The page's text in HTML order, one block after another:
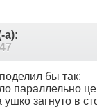
а):
бы так:
параллельно
ушко загнуто в